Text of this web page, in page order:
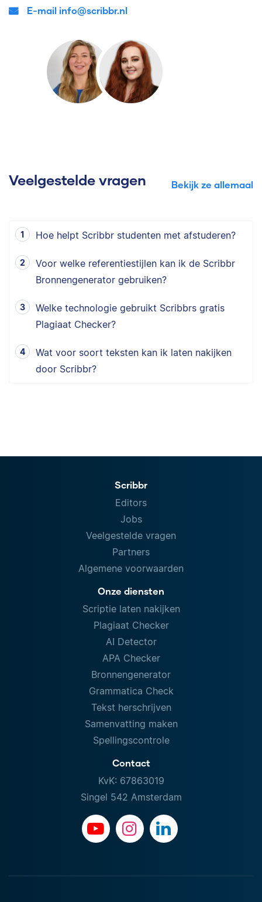
E-mail info@scribbr.nl
Veelgestelde vragen Bekijk ze allemaal
Hoe helpt Scribbr studenten met afstuderen?
Voor welke referentiestijlen kan ik de Scribbr
Bronnengenerator gebruiken?
Welke technologie gebruikt Scribbrs gratis
Plagiaat Checker?
Wat voor soort teksten kan ik laten nakijken
door Scribbr?
Scribbr
Editors
Jobs
Veelgestelde vragen
Partners
Algemene voorwaarden
Onze diensten
Scriptie laten nakijken
Plagiaat Checker
AI Detector
APA Checker
Bronnengenerator
Grammatica Check
Tekst herschrijven
Samenvatting maken
Spellingscontrole
Contact
KvK: 67863019
Singel 542 Amsterdam